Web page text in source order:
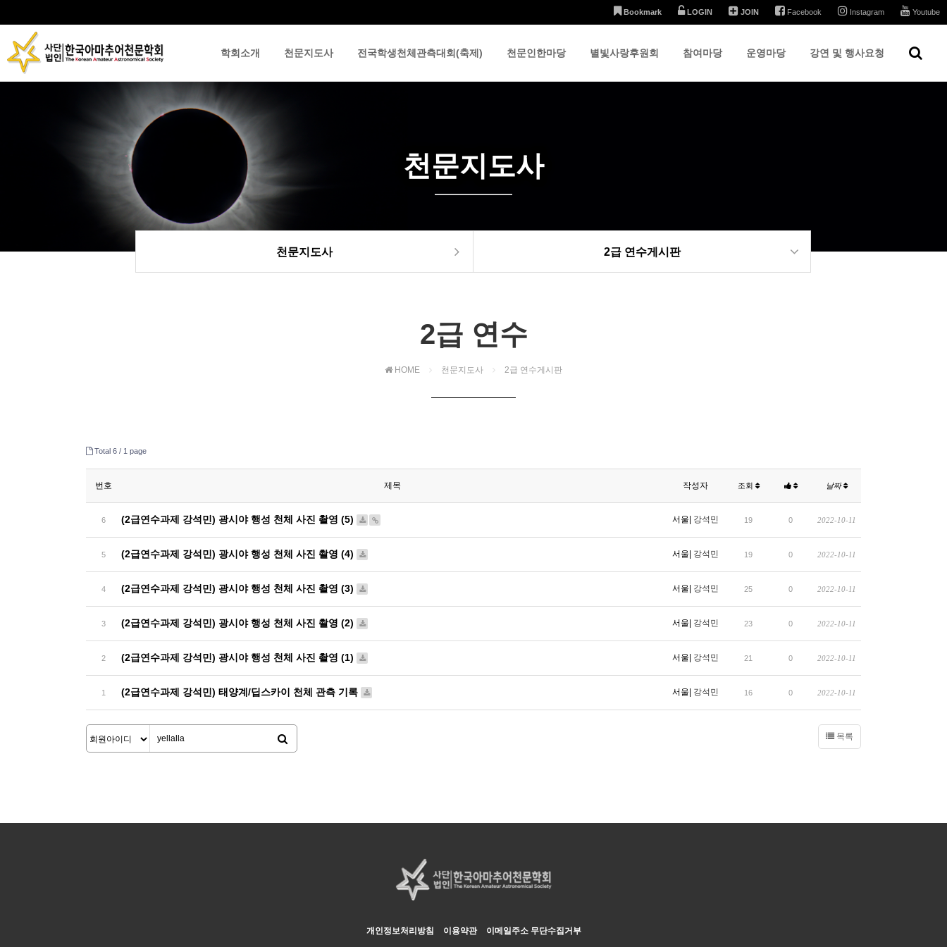
Bookmark LOGIN JOIN Facebook Instagram Youtube
학회소개 천문지도사 전국학생천체관측대회(축제) 천문인한마당 별빛사랑후원회 참여마당
하위분류
운영마당
하위분류
강연 및 행사요청
천문지도사
천문지도사 2급 연수게시판
2급 연수
HOME 천문지도사 2급 연수게시판
Total 6 / 1 page
번호 제목 작성자 조회 날짜
6 (2급연수과제 강석민) 광시야 행성 천체 사진 촬영 (5) 서울| 강석민 19 0 2022-10-11
5 (2급연수과제 강석민) 광시야 행성 천체 사진 촬영 (4) 서울| 강석민 19 0 2022-10-11
4 (2급연수과제 강석민) 광시야 행성 천체 사진 촬영 (3) 서울| 강석민 25 0 2022-10-11
3 (2급연수과제 강석민) 광시야 행성 천체 사진 촬영 (2) 서울| 강석민 23 0 2022-10-11
2 (2급연수과제 강석민) 광시야 행성 천체 사진 촬영 (1) 서울| 강석민 21 0 2022-10-11
1 (2급연수과제 강석민) 태양계/딥스카이 천체 관측 기록 서울| 강석민 16 0 2022-10-11
목록
개인정보처리방침 이용약관 이메일주소 무단수집거부